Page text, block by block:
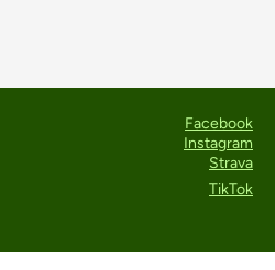
Facebook
Instagram
Strava
TikTok